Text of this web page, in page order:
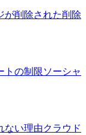
が削除された削除
トの制限ソーシャ
ない理由クラウド